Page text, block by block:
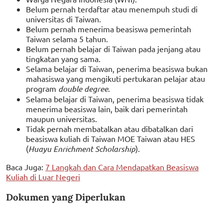
Belum pernah terdaftar atau menempuh studi di
universitas di Taiwan.
Belum pernah menerima beasiswa pemerintah
Taiwan selama 5 tahun.
Belum pernah belajar di Taiwan pada jenjang atau
tingkatan yang sama.
Selama belajar di Taiwan, penerima beasiswa bukan
mahasiswa yang mengikuti pertukaran pelajar atau
program double degree.
Selama belajar di Taiwan, penerima beasiswa tidak
menerima beasiswa lain, baik dari pemerintah
maupun universitas.
Tidak pernah membatalkan atau dibatalkan dari
beasiswa kuliah di Taiwan MOE Taiwan atau HES
(Huayu Enrichment Scholarship).
Baca Juga: 7 Langkah dan Cara Mendapatkan Beasiswa
Kuliah di Luar Negeri
Dokumen yang Diperlukan